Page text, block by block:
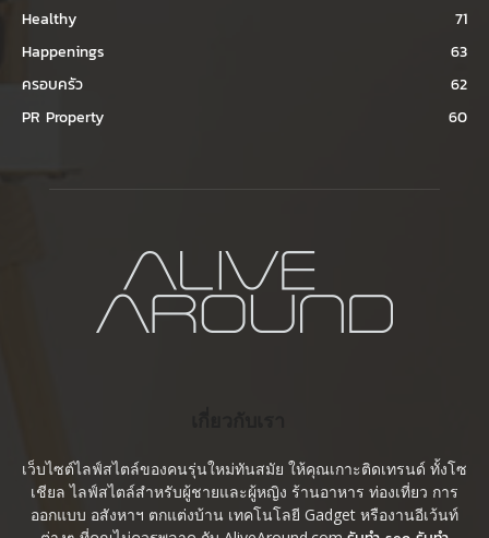
Healthy
71
Happenings
63
ครอบครัว
62
PR Property
60
เว็บไซต์ไลฟ์สไตล์ของคนรุ่นใหม่ทันสมัย ให้คุณเกาะติดเทรนด์ ทั้งโซ
เชียล ไลฟ์สไตล์สำหรับผู้ชายและผู้หญิง ร้านอาหาร ท่องเที่ยว การ
ออกแบบ อสังหาฯ ตกแต่งบ้าน เทคโนโลยี Gadget หรืองานอีเว้นท์